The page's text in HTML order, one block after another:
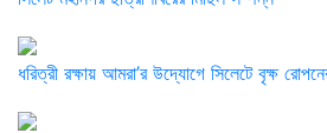
ধরিত্রী রক্ষায় আমরা’র উদ্যোগে সিলেটে বৃক্ষ